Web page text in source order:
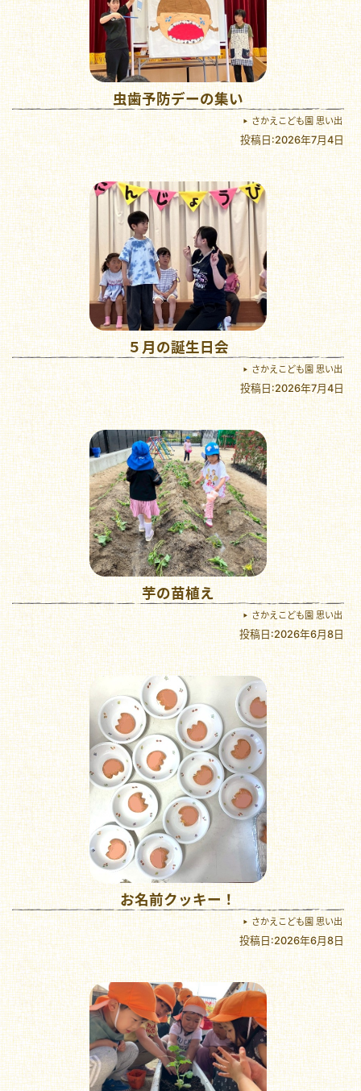
虫歯予防デーの集い
さかえこども園 思い出
投稿日:2026年7月4日
５月の誕生日会
さかえこども園 思い出
投稿日:2026年7月4日
芋の苗植え
さかえこども園 思い出
投稿日:2026年6月8日
お名前クッキー！
さかえこども園 思い出
投稿日:2026年6月8日